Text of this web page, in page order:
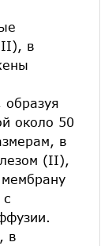
в
около 50
в
(II),
с
в